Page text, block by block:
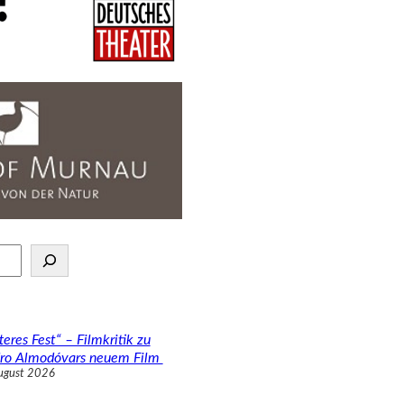
Fest“ – Filmkritik zu
Almodóvars neuem Film
2026